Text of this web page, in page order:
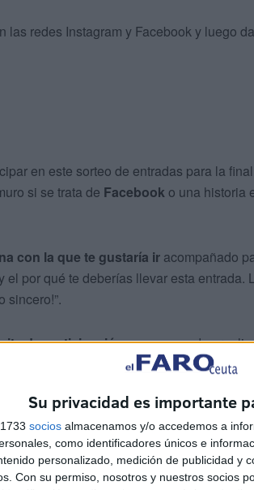
Su privacidad es importante
socios almacenamos y/o accedemos a
como identificadores únicos e
personalizado, medición de publicidad y
Con su permiso, nosotros y nuestros socios
redes Instagram y Facebook y luego
en este sorteo de entradas para la
si se trata de Facebook o una historia
con la que te gustaría ir acompañado
por qué te deberías llevar esta entrada.
sincero!”.
de participación, ya que pueden
mencionar a personas distintas.
que sortea la Real Federación de
en una de las dos redes sociales.